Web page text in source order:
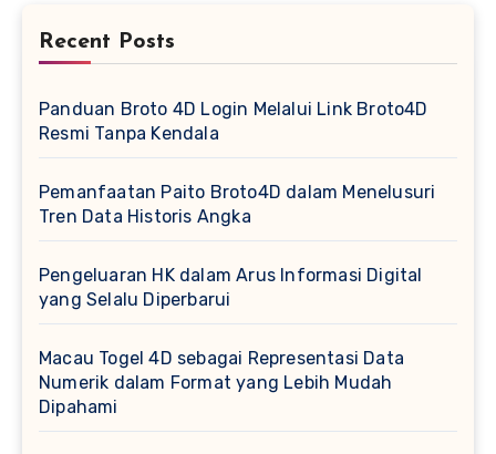
Recent Posts
Panduan Broto 4D Login Melalui Link Broto4D
Resmi Tanpa Kendala
Pemanfaatan Paito Broto4D dalam Menelusuri
Tren Data Historis Angka
Pengeluaran HK dalam Arus Informasi Digital
yang Selalu Diperbarui
Macau Togel 4D sebagai Representasi Data
Numerik dalam Format yang Lebih Mudah
Dipahami